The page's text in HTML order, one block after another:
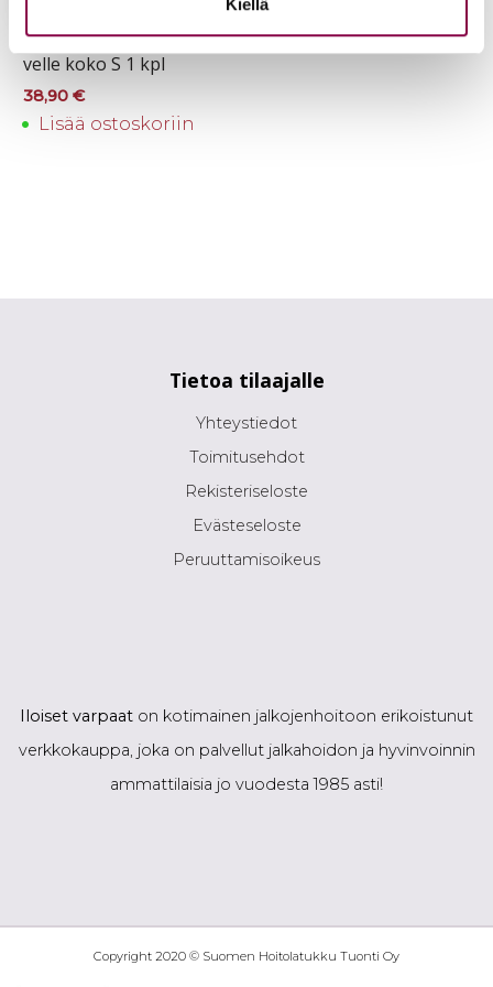
Kiellä
Komp­res­sio­tu­ki pol­
vel­le ko­ko S 1 kpl
38,90€
Lisää ostoskoriin
Tietoa tilaajalle
Yhteystiedot
Toimitusehdot
Rekisteriseloste
Evästeseloste
Peruuttamisoikeus
Iloiset varpaat on kotimainen jalkojenhoitoon erikoistunut
verkkokauppa, joka on palvellut jalkahoidon ja hyvinvoinnin
ammattilaisia jo vuodesta 1985 asti!
Copyright 2020 © Suomen Hoitolatukku Tuonti Oy